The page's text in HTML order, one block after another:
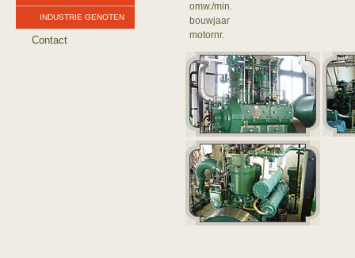
omw./min.
bouwjaar
motornr.
INDUSTRIE GENOTEN
Contact